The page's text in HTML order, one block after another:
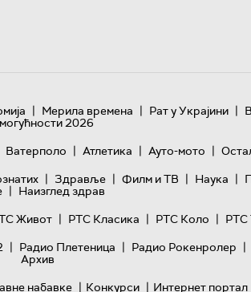
| Мерила времена | Рат у Украјини |
2026
Ватерполо | Атлетика | Ауто-мото |
| Здравље | Филм и ТВ | Наука |
| Наизглед здрав
Живот | РТС Класика | РТС Коло | РТС
| Радио Плетеница | Радио Рокенролер |
Архив
набавке | Конкурси | Интернет портал